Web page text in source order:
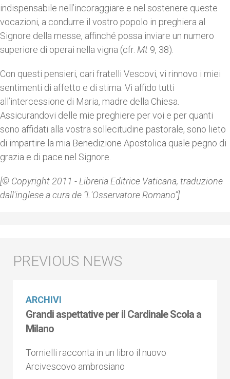
indispensabile nell’incoraggiare e nel sostenere queste
vocazioni, a condurre il vostro popolo in preghiera al
Signore della messe, affinché possa inviare un numero
superiore di operai nella vigna (cfr. Mt 9, 38).
Con questi pensieri, cari fratelli Vescovi, vi rinnovo i miei
sentimenti di affetto e di stima. Vi affido tutti
all’intercessione di Maria, madre della Chiesa.
Assicurandovi delle mie preghiere per voi e per quanti
sono affidati alla vostra sollecitudine pastorale, sono lieto
di impartire la mia Benedizione Apostolica quale pegno di
grazia e di pace nel Signore.
[© Copyright 2011 - Libreria Editrice Vaticana, traduzione
dall'inglese a cura de “L'Osservatore Romano”]
ARCHIVI
Grandi aspettative per il Cardinale Scola a
Milano
Tornielli racconta in un libro il nuovo
Arcivescovo ambrosiano